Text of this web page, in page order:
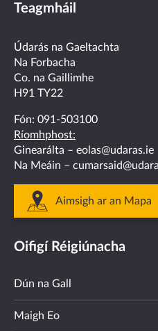
on
facebook
on
twitter
Teagmháil
Údarás na Gaeltachta
Na Forbacha
Co. na Gaillimhe
H91 TY22
Fón: 091-503100
Ríomhphost:
Ginearálta – eolas@udaras.ie
Na Meáin –
Aimsigh ar an Mapa
Oifigí Réigiúnacha
Dún na Gall
Maigh Eo